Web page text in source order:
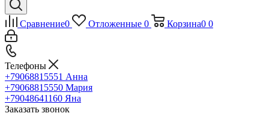
Сравнение0 Отложенные 0 Корзина0 0
Телефоны
+79068815551 Анна
+79068815550 Мария
+79048641160 Яна
Заказать звонок